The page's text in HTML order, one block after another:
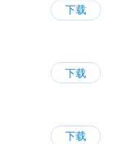
下载
下载
下载